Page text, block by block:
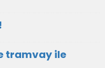
tramvay ile